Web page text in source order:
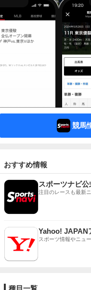
競馬
おすすめ情報
スポーツナビ公
注目のレースも最新
Yahoo! JAPAN
スポーツ情報やニュ
種目一覧